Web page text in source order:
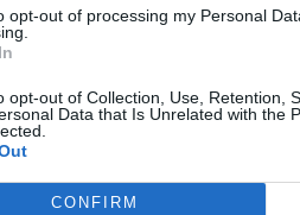
opt-out of processing my Personal
opt-out of Collection, Use, Retention,
Data that Is Unrelated with the
CONFIRM
τον Πρόεδρο του ΠΑΣΟΚ ότι
Ούτε ένα ευρώ δεν έφυγε στο
στις Βρυξέλλες άνοιξαν
και η κίνηση τους
του κ. Ανδρουλάκη.
και ψέματα να κατηγορήσει